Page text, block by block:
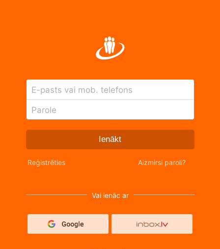
E-pasts vai mob. telefons
Parole
Ienākt
Reģistrēties Aizmirsi paroli?
Vai ienāc ar